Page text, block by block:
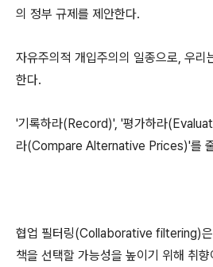
의 정부 규제를 제안한다.
자유주의적 개입주의의 일종으로, 우리
한다.
'기록하라(Record)', '평가하라
라(Compare Alternative Prices)'를
협업 필터링(Collaborative filtering)은
책을 선택할 가능성을 높이기 위해 취